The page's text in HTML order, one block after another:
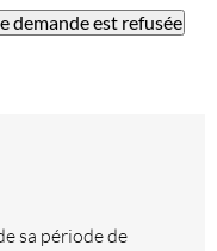
demande est refusée
sa période de